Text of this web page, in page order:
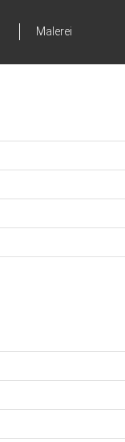
Malerei